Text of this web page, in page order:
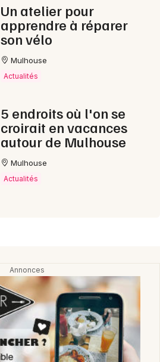
Un atelier pour
apprendre à réparer
son vélo
Mulhouse
Actualités
5 endroits où l'on se
croirait en vacances
autour de Mulhouse
Mulhouse
Actualités